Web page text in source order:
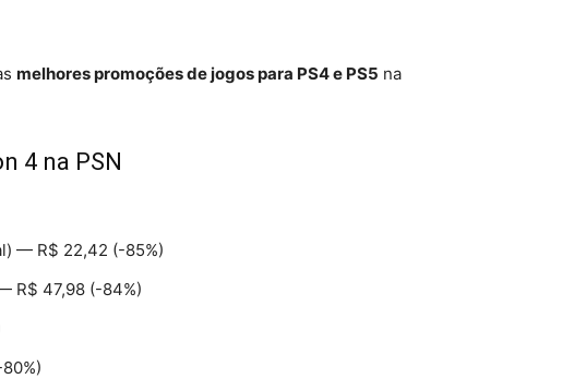
melhores promoções de jogos para PS4 e PS5 na
4 na PSN
— R$ 22,42 (-85%)
R$ 47,98 (-84%)